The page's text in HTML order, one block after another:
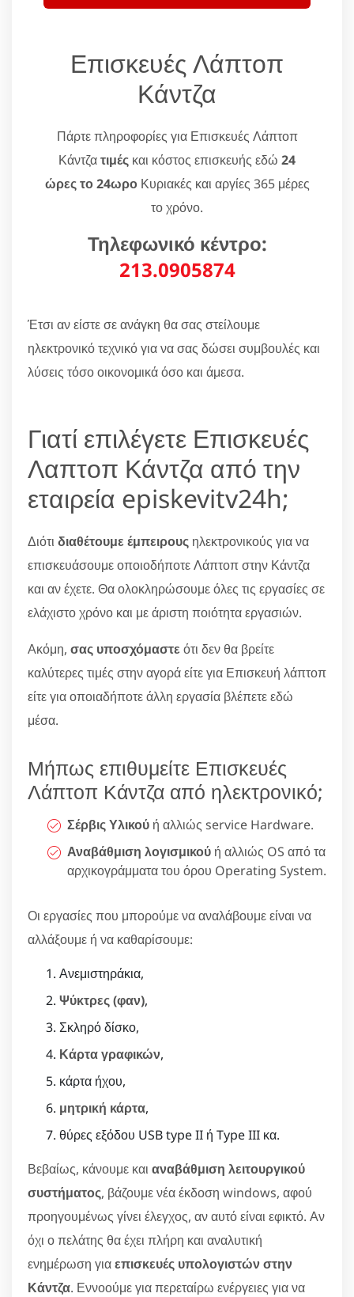
Επισκευές Λάπτοπ
Κάντζα
Πάρτε πληροφορίες για Επισκευές Λάπτοπ
Κάντζατιμές και κόστος επισκευής εδώ 24
ώρες το 24ωροΚυριακές και αργίες 365 μέρες
το χρόνο.
Τηλεφωνικό κέντρο:
213.0905874
Έτσι αν είστε σε ανάγκη θα σας στείλουμε
ηλεκτρονικό τεχνικό για να σας δώσει συμβουλές και
λύσεις τόσο οικονομικά όσο και άμεσα.
Γιατί επιλέγετε Επισκευές
Λαπτοπ Κάντζα από την
εταιρεία episkevitv24h;
Διότι διαθέτουμε έμπειρους ηλεκτρονικούς για να
επισκευάσουμε οποιοδήποτε Λάπτοπ στην Κάντζα
και αν έχετε. Θα ολοκληρώσουμε όλες τις εργασίες σε
ελάχιστο χρόνο και με άριστη ποιότητα εργασιών.
Ακόμη, σας υποσχόμαστε ότι δεν θα βρείτε
καλύτερες τιμές στην αγορά είτε για Επισκευή λάπτοπ
είτε για οποιαδήποτε άλλη εργασία βλέπετε εδώ
μέσα.
Μήπως επιθυμείτε Επισκευές
Λάπτοπ Κάντζα από ηλεκτρονικό;
Σέρβις Υλικού ή αλλιώς service Hardware.
Αναβάθμιση λογισμικού ή αλλιώς OS από τα
αρχικογράμματα του όρου Operating System.
Οι εργασίες που μπορούμε να αναλάβουμε είναι να
αλλάξουμε ή να καθαρίσουμε:
Ανεμιστηράκια,
Ψύκτρες (φαν),
Σκληρό δίσκο,
Κάρτα γραφικών,
κάρτα ήχου,
μητρική κάρτα,
θύρες εξόδου USB type II ή Type III κα.
Βεβαίως, κάνουμε και αναβάθμιση λειτουργικού
συστήματος, βάζουμε νέα έκδοση windows, αφού
προηγουμένως γίνει έλεγχος, αν αυτό είναι εφικτό. Αν
όχι ο πελάτης θα έχει πλήρη και αναλυτική
ενημέρωση γιαεπισκευές υπολογιστών στην
Κάντζα. Εννοούμε για περεταίρω ενέργειες για να